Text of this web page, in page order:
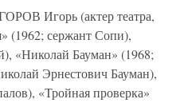
Игорь (актер театра,
(1962; сержант Сопи),
«Николай Бауман» (1968;
Эрнестович Бауман),
«Тройная проверка»